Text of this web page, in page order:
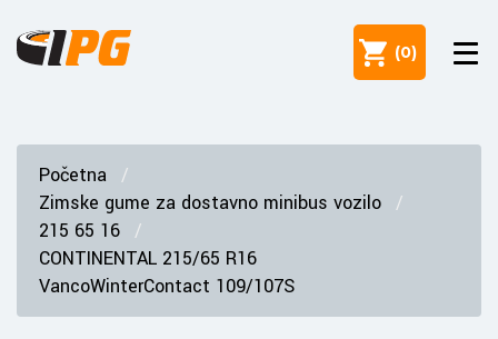
(0)
Početna
Zimske gume za dostavno minibus vozilo
215 65 16
CONTINENTAL 215/65 R16
VancoWinterContact 109/107S